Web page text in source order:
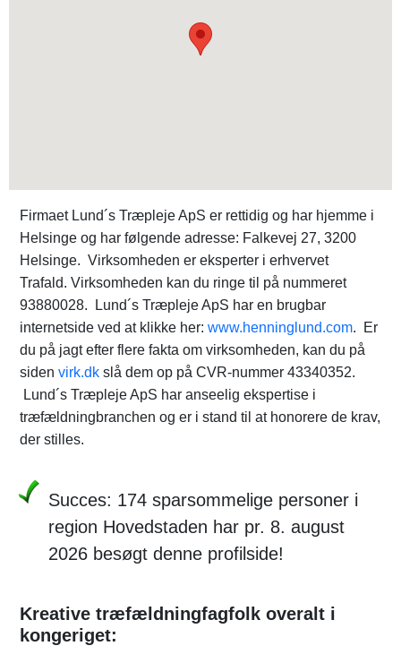
Firmaet Lund´s Træpleje ApS er rettidig og har hjemme i
Helsinge og har følgende adresse: Falkevej 27, 3200
Helsinge. Virksomheden er eksperter i erhvervet
Trafald. Virksomheden kan du ringe til på nummeret
93880028. Lund´s Træpleje ApS har en brugbar
internetside ved at klikke her: www.henninglund.com. Er
du på jagt efter flere fakta om virksomheden, kan du på
siden virk.dk slå dem op på CVR-nummer 43340352.
Lund´s Træpleje ApS har anseelig ekspertise i
træfældningbranchen og er i stand til at honorere de krav,
der stilles.
Succes: 174 sparsommelige personer i
region Hovedstaden har pr. 8. august
2026 besøgt denne profilside!
Kreative træfældningfagfolk overalt i
kongeriget: